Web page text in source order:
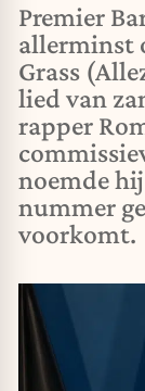
Premier
allerminst
Grass
lied van
rapper
noemde
nummer
voorkomt.